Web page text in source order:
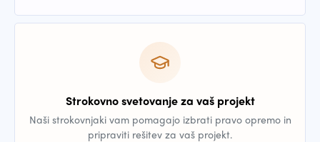
Strokovno svetovanje za vaš projekt
Naši strokovnjaki vam pomagajo izbrati pravo opremo in
pripraviti rešitev za vaš projekt.